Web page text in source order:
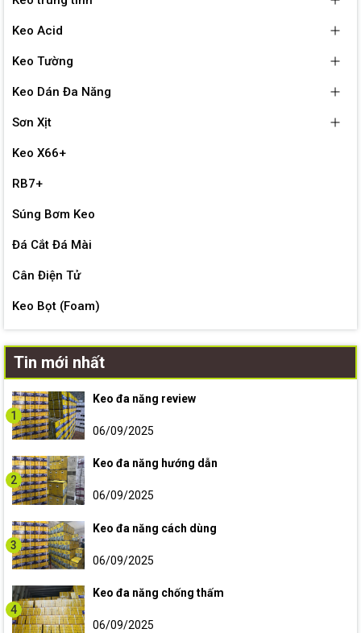
Keo Acid
Keo Tường
Keo Dán Đa Năng
Sơn Xịt
Keo X66+
RB7+
Súng Bơm Keo
Đá Cắt Đá Mài
Cân Điện Tử
Keo Bọt (Foam)
Tin mới nhất
1
Keo đa năng review
06/09/2025
2
Keo đa năng hướng dẫn
06/09/2025
3
Keo đa năng cách dùng
06/09/2025
4
Keo đa năng chống thấm
06/09/2025